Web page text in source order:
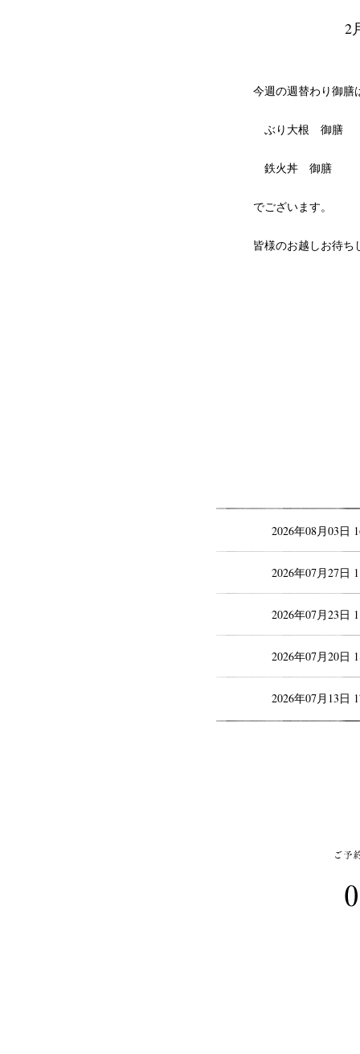
2
今週の週替わり御膳
ぶり大根 御膳
鉄火丼 御膳
でございます。
皆様のお越しお待ち
2026年08月03日
2026年07月27日
2026年07月23日
2026年07月20日
2026年07月13日